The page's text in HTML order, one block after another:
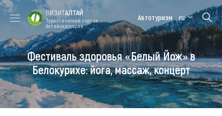
Форум VISIT
ALTAI
Цветение
маральника
Медицинский
форум
Алтайская
зимовка
Туры
Где побывать
ВИЗИТАЛТАЙ
Туристический портал
Алтайского края
Автотуризм ru
Фестиваль здоровья «Белый Йож» в
Белокурихе: йога, массаж, концерт